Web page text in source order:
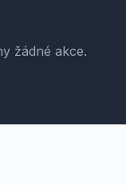
žádné akce.